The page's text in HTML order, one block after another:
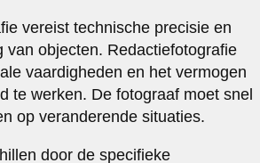
vereist technische precisie en
van objecten. Redactiefotografie
vaardigheden en het vermogen
te werken. De fotograaf moet snel
op veranderende situaties.
door de specifieke